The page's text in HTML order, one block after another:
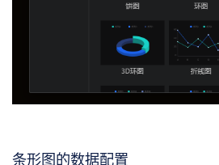
条形图的数据配置